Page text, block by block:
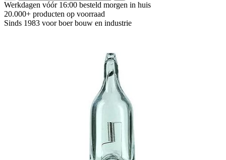
Werkdagen vóór 16:00 besteld morgen in huis
20.000+ producten op voorraad
Sinds 1983 voor boerbouw en industrie